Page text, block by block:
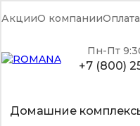
АкцииО компанииОплата
Пн-Пт
+7 (800)
Домашние